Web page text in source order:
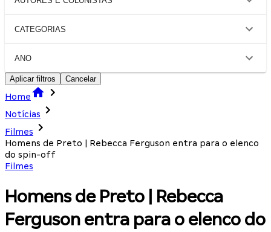
CATEGORIAS
ANO
Aplicar filtros Cancelar
Home
Notícias
Filmes
Homens de Preto | Rebecca Ferguson entra para o elenco
do spin-off
Filmes
Homens de Preto | Rebecca
Ferguson entra para o elenco do